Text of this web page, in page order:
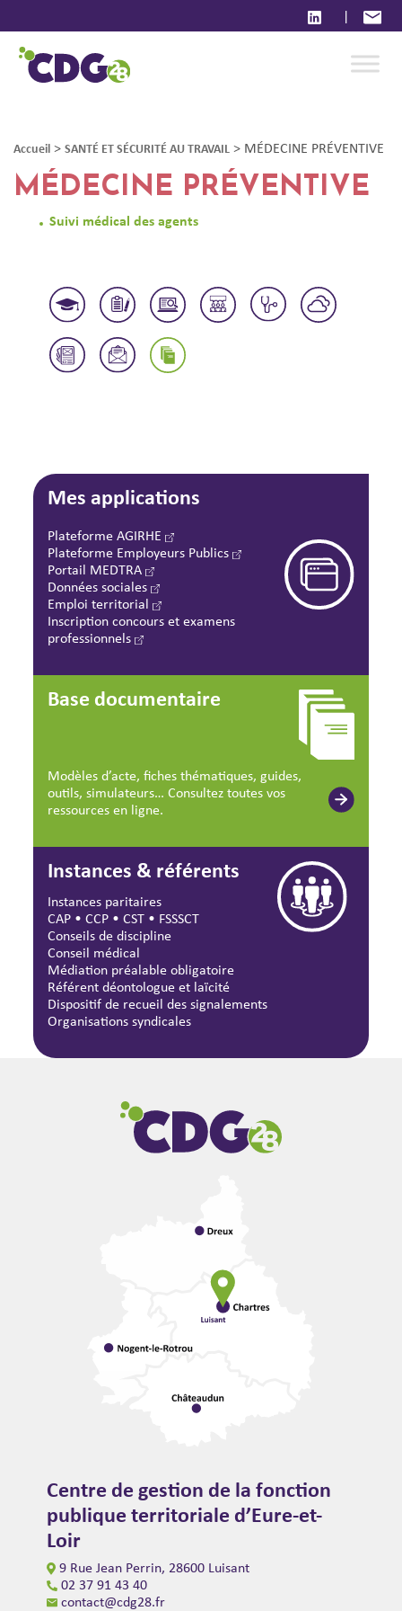
|
Accueil > SANTÉ ET SÉCURITÉ AU TRAVAIL > MÉDECINE PRÉVENTIVE
MÉDECINE PRÉVENTIVE
Suivi médical des agents
Mes applications
Plateforme AGIRHE
Plateforme Employeurs Publics
Portail MEDTRA
Données sociales
Emploi territorial
Inscription concours et examens
professionnels
Base documentaire
Modèles d’acte, fiches thématiques, guides,
outils, simulateurs… Consultez toutes vos
ressources en ligne.
Instances & référents
Instances paritaires
CAP •CCP •CST • FSSSCT
Conseils de discipline
Conseil médical
Médiation préalable obligatoire
Référent déontologue et laïcité
Dispositif de recueil des signalements
Organisations syndicales
Centre de gestion de la fonction
publique territoriale d’Eure-et-
Loir
9 Rue Jean Perrin, 28600 Luisant
02 37 91 43 40
contact@cdg28.fr